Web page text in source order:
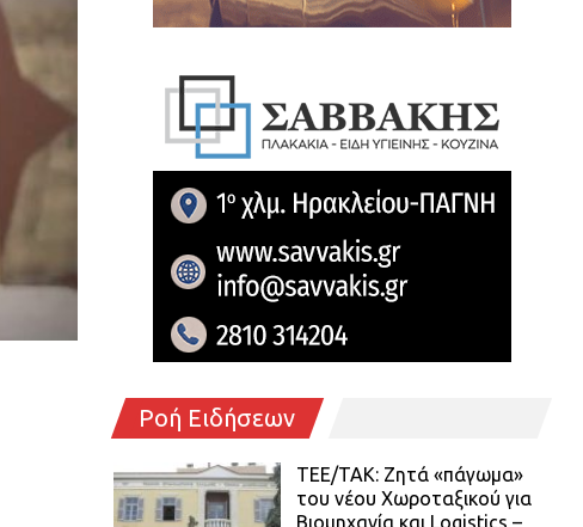
Ροή Ειδήσεων
ΤΕΕ/ΤΑΚ: Ζητά «πάγωμα»
του νέου Χωροταξικού για
Βιομηχανία και Logistics –